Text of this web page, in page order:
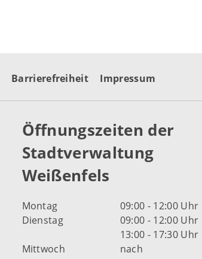
Barrierefreiheit Impressum
Öffnungszeiten der
Stadtverwaltung
Weißenfels
Montag
09:00 - 12:00 Uhr
Dienstag
09:00 - 12:00 Uhr
13:00 - 17:30 Uhr
Mittwoch
nach